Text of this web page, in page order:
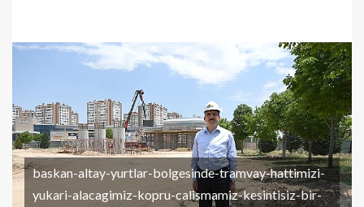
baskan-altay-yurtlar-bolgesinde-tramvay-hattimizi-
yukari-alacagimiz-kopru-calismamiz-kesintisiz-bir-